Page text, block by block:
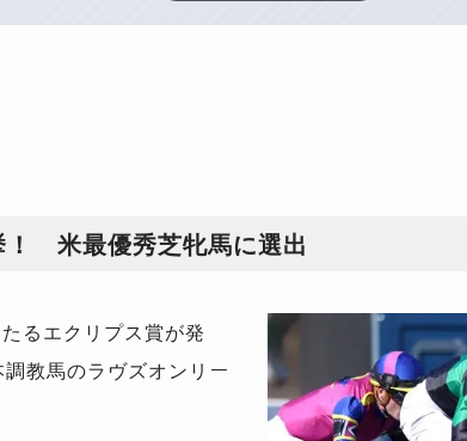
！ 米最優秀芝牝馬に選出
るエクリプス賞が発
教馬のラヴズオンリー